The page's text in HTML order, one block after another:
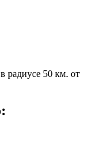
радиусе 50 км. от